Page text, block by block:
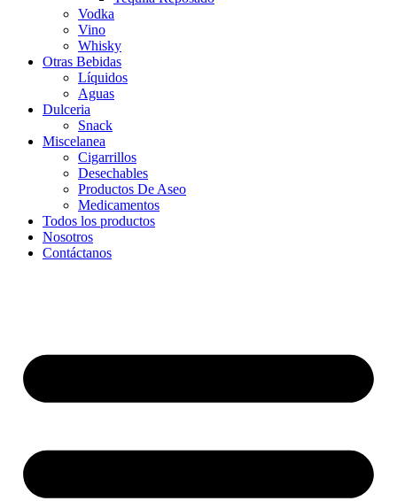
Vodka
Vino
Whisky
Otras Bebidas
Líquidos
Aguas
Dulceria
Snack
Miscelanea
Cigarrillos
Desechables
Productos De Aseo
Medicamentos
Todos los productos
Nosotros
Contáctanos